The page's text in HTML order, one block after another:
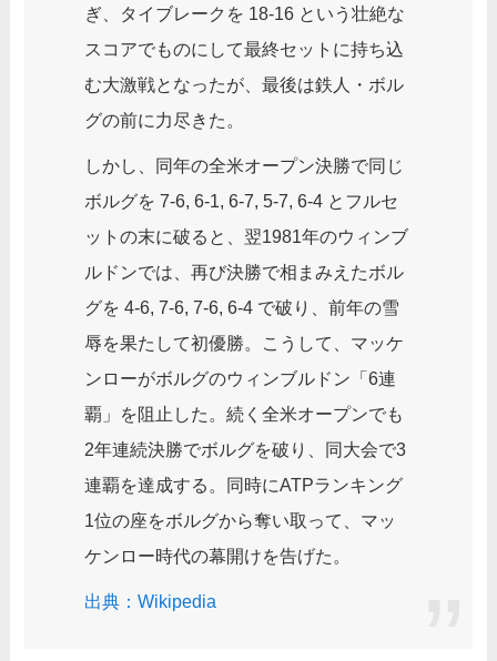
ぎ、タイブレークを 18-16 という壮絶な
スコアでものにして最終セットに持ち込
む大激戦となったが、最後は鉄人・ボル
グの前に力尽きた。
しかし、同年の全米オープン決勝で同じ
ボルグを 7-6, 6-1, 6-7, 5-7, 6-4 とフルセ
ットの末に破ると、翌1981年のウィンブ
ルドンでは、再び決勝で相まみえたボル
グを 4-6, 7-6, 7-6, 6-4 で破り、前年の雪
辱を果たして初優勝。こうして、マッケ
ンローがボルグのウィンブルドン「6連
覇」を阻止した。続く全米オープンでも
2年連続決勝でボルグを破り、同大会で3
連覇を達成する。同時にATPランキング
1位の座をボルグから奪い取って、マッ
ケンロー時代の幕開けを告げた。
出典：Wikipedia